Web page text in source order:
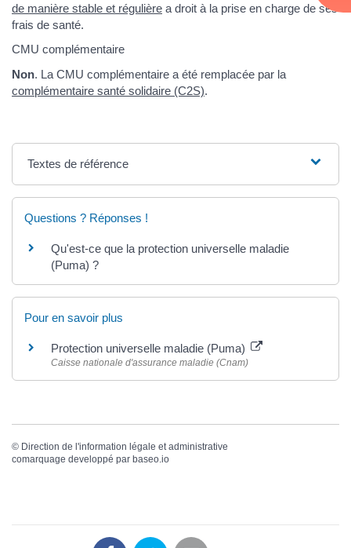
de manière stable et régulière a droit à la prise en charge de ses
frais de santé.
CMU complémentaire
Non. La CMU complémentaire a été remplacée par la
complémentaire santé solidaire (C2S).
Textes de référence
Questions ? Réponses !
Qu'est-ce que la protection universelle maladie
(Puma) ?
Pour en savoir plus
Protection universelle maladie (Puma)
Caisse nationale d'assurance maladie (Cnam)
© Direction de l'information légale et administrative
comarquage developpé par baseo.io